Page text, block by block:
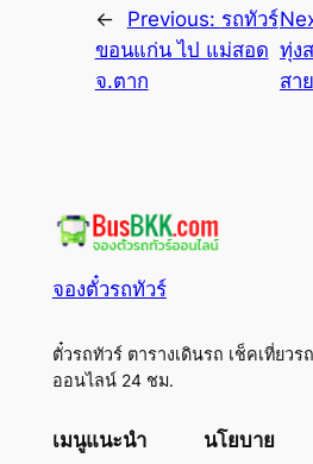
← Previous: รถทัวร์
ขอนแก่น ไป แม่สอด
จ.ตาก
ทุ่ง
สา
จองตั๋วรถทัวร์
ตั๋วรถทัวร์ ตารางเดินรถ เช็คเที่ยว
ออนไลน์ 24 ชม.
เมนูแนะนำ นโยบาย